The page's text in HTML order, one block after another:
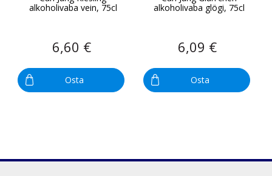
alkoholivaba vein, 75cl
6,60 €
Osta
alkoholivaba glögi, 75cl
6,09 €
Osta